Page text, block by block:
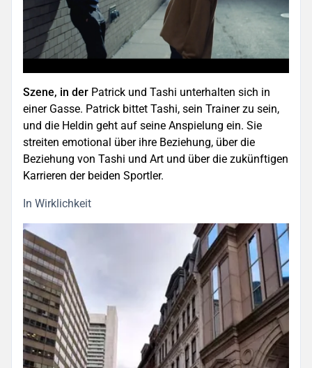
Szene, in der Patrick und Tashi unterhalten sich in
einer Gasse. Patrick bittet Tashi, sein Trainer zu sein,
und die Heldin geht auf seine Anspielung ein. Sie
streiten emotional über ihre Beziehung, über die
Beziehung von Tashi und Art und über die zukünftigen
Karrieren der beiden Sportler.
In Wirklichkeit